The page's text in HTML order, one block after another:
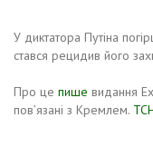
У диктатора Путіна
стався рецидив його
Про це пише видання
пов’язані з Кремлем.